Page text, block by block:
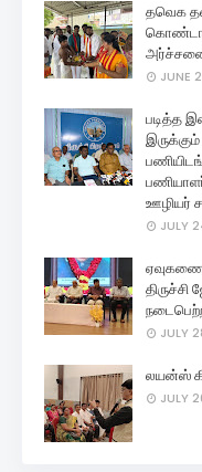
தவெக
JUNE
படித்த
ஊழியர்
JULY
JULY
லயன்ஸ்
JULY